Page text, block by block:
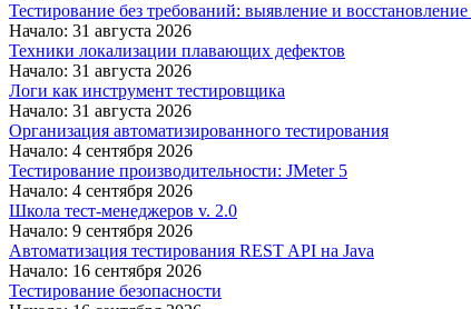
Тестирование без требований: выявление и
Начало: 31 августа 2026
Техники локализации плавающих дефектов
Начало: 31 августа 2026
Логи как инструмент тестировщика
Начало: 31 августа 2026
Организация автоматизированного тестирования
Начало: 4 сентября 2026
Тестирование производительности: JMeter 5
Начало: 4 сентября 2026
Школа тест-менеджеров v. 2.0
Начало: 9 сентября 2026
Автоматизация тестирования REST API на Java
Начало: 16 сентября 2026
Тестирование безопасности